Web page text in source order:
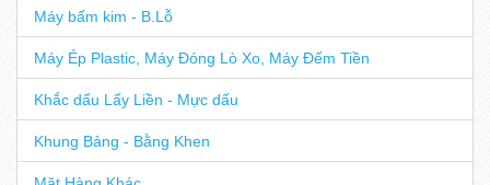
Máy bấm kim - B.Lỗ
Máy Ép Plastic, Máy Đóng Lò Xo, Máy Đếm Tiền
Khắc dấu Lấy Liền - Mực dấu
Khung Bảng - Bằng Khen